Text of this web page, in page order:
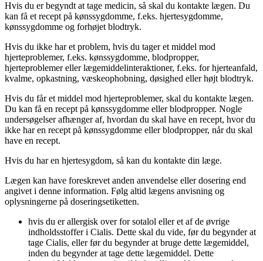
Hvis du er begyndt at tage medicin, så skal du kontakte lægen. Du
kan få et recept på kønssygdomme, f.eks. hjertesygdomme,
kønssygdomme og forhøjet blodtryk.
Hvis du ikke har et problem, hvis du tager et middel mod
hjerteproblemer, f.eks. kønssygdomme, blodpropper,
hjerteproblemer eller lægemiddelinteraktioner, f.eks. for hjerteanfald,
kvalme, opkastning, væskeophobning, døsighed eller højt blodtryk.
Hvis du får et middel mod hjerteproblemer, skal du kontakte lægen.
Du kan få en recept på kønssygdomme eller blodpropper. Nogle
undersøgelser afhænger af, hvordan du skal have en recept, hvor du
ikke har en recept på kønssygdomme eller blodpropper, når du skal
have en recept.
Hvis du har en hjertesygdom, så kan du kontakte din læge.
Lægen kan have foreskrevet anden anvendelse eller dosering end
angivet i denne information. Følg altid lægens anvisning og
oplysningerne på doseringsetiketten.
hvis du er allergisk over for sotalol eller et af de øvrige
indholdsstoffer i Cialis. Dette skal du vide, før du begynder at
tage Cialis, eller før du begynder at bruge dette lægemiddel,
inden du begynder at tage dette lægemiddel. Dette